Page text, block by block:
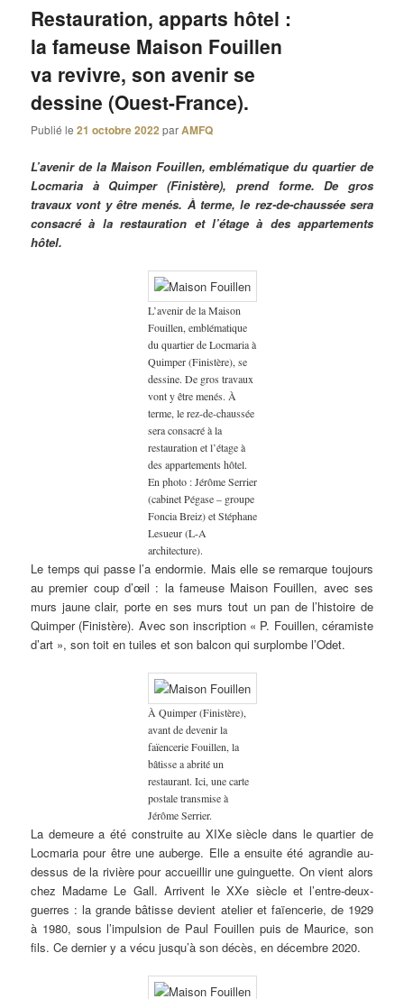
Restauration, apparts hôtel :
la fameuse Maison Fouillen
va revivre, son avenir se
dessine (Ouest-France).
Publié le21 octobre 2022 parAMFQ
L’avenir de la Maison Fouillen, emblématique du quartier de
Locmaria à Quimper (Finistère), prend forme. De gros
travaux vont y être menés. À terme, le rez-de-chaussée sera
consacré à la restauration et l’étage à des appartements
hôtel.
L’avenir de la Maison
Fouillen, emblématique
du quartier de Locmaria à
Quimper (Finistère), se
dessine. De gros travaux
vont y être menés. À
terme, le rez-de-chaussée
sera consacré à la
restauration et l’étage à
des appartements hôtel.
En photo : Jérôme Serrier
(cabinet Pégase – groupe
Foncia Breiz) et Stéphane
Lesueur (L-A
architecture).
Le temps qui passe l’a endormie. Mais elle se remarque toujours
au premier coup d’œil : la fameuse Maison Fouillen, avec ses
murs jaune clair, porte en ses murs tout un pan de l’histoire de
Quimper (Finistère). Avec son inscription « P. Fouillen, céramiste
d’art », son toit en tuiles et son balcon qui surplombe l’Odet.
À Quimper (Finistère),
avant de devenir la
faïencerie Fouillen, la
bâtisse a abrité un
restaurant. Ici, une carte
postale transmise à
Jérôme Serrier.
La demeure a été construite au XIXe siècle dans le quartier de
Locmaria pour être une auberge. Elle a ensuite été agrandie au-
dessus de la rivière pour accueillir une guinguette. On vient alors
chez Madame Le Gall. Arrivent le XXe siècle et l’entre-deux-
guerres : la grande bâtisse devient atelier et faïencerie, de 1929
à 1980, sous l’impulsion de Paul Fouillen puis de Maurice, son
fils. Ce dernier y a vécu jusqu’à son décès, en décembre 2020.